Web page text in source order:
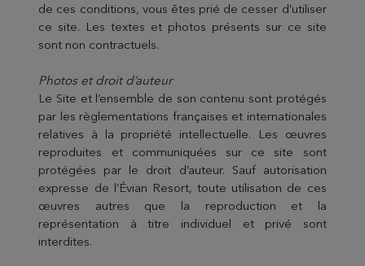
de ces conditions, vous êtes prié de cesser d’utiliser
ce site. Les textes et photos présents sur ce site
sont non contractuels.
Photos et droit d’auteur
Le Site et l’ensemble de son contenu sont protégés
par les règlementations françaises et internationales
relatives à la propriété intellectuelle. Les œuvres
reproduites et communiquées sur ce site sont
protégées par le droit d’auteur. Sauf autorisation
expresse de l’Évian Resort, toute utilisation de ces
œuvres autres que la reproduction et la
représentation à titre individuel et privé sont
interdites.